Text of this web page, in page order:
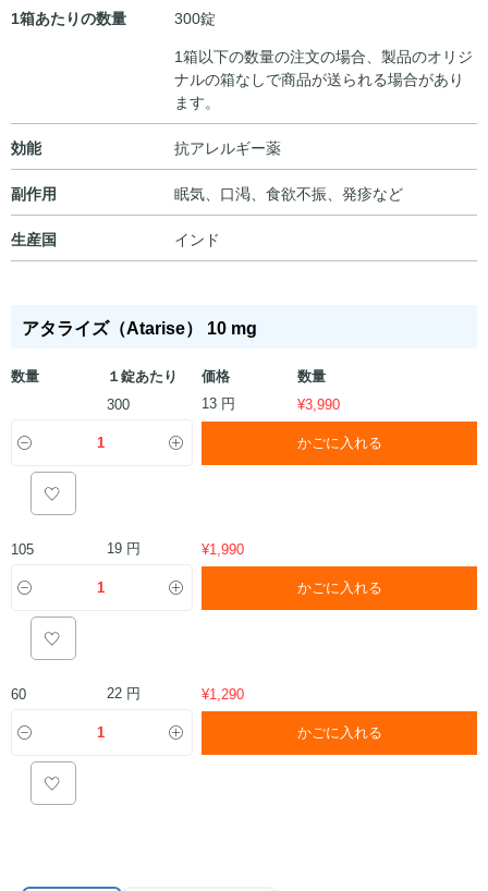
1箱あたりの数量
300錠
1箱以下の数量の注文の場合、製品のオリジ
ナルの箱なしで商品が送られる場合があり
ます。
効能 抗アレルギー薬
副作用 眠気、口渇、食欲不振、発疹など
生産国 インド
アタライズ（Atarise） 10 mg
数量 １錠あたり 価格
数量
300
13 円 ¥3,990
かごに入れる
105 19 円 ¥1,990
かごに入れる
60 22 円 ¥1,290
かごに入れる